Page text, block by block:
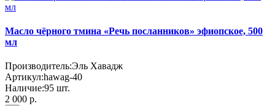
Масло чёрного тмина «Речь посланников» эфиопское, 500
мл
Производитель:Эль Хавадж
Артикул:hawag-40
Наличие:95 шт.
2 000 р.